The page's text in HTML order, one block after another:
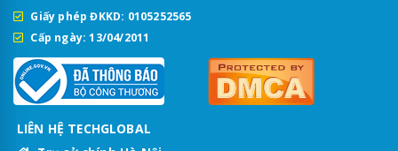
Giấy phép ĐKKD: 0105252565
Cấp ngày: 13/04/2011
LIÊN HỆ TECHGLOBAL